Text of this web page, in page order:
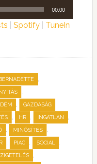
00:00
Spotify| TuneIn
,
,
, GAZDASÁG ,
, HR , INGATLAN ,
, MINŐSÍTÉS ,
, PIAC , SOCIAL ,
,